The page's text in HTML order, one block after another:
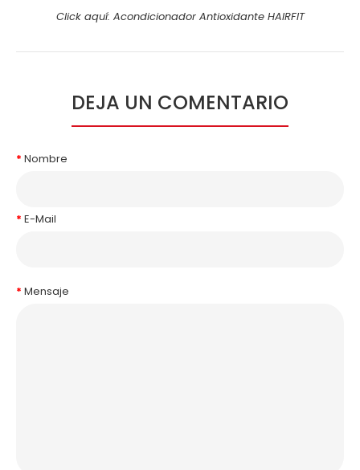
Click aquí: Acondicionador Antioxidante HAIRFIT
DEJA UN COMENTARIO
Nombre
E-Mail
Mensaje